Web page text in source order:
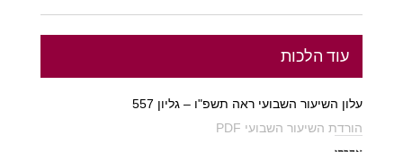
עוד הלכות
עלון השיעור השבועי ראה תשפ"ו – גליון 557
הורדת השיעור השבועי PDF